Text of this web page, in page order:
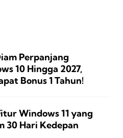
Perpanjang
10 Hingga 2027,
Bonus 1 Tahun!
Windows 11 yang
30 Hari Kedepan